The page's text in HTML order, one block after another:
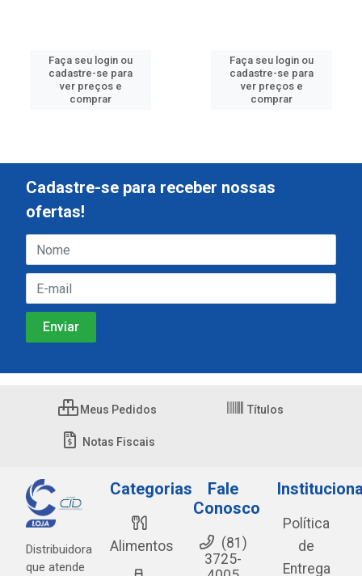
Faça seu login ou
cadastre-se para
ver preços e
comprar
Faça seu login ou
cadastre-se para
ver preços e
comprar
Cadastre-se para receber nossas
ofertas!
Meus Pedidos Títulos
Notas Fiscais
Distribuidora
que atende
Categorias
Alimentos
Fale
Conosco
(81)
3725-
Política
de
Entrega